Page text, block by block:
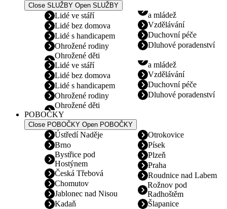
Close SLUŽBY Open SLUŽBY
Lidé ve stáří
Lidé bez domova
Lidé s handicapem
Ohrožené rodiny
Ohrožené děti
a mládež
Vzdělávání
Duchovní péče
Dluhové poradenství
Lidé ve stáří
Lidé bez domova
Lidé s handicapem
Ohrožené rodiny
Ohrožené děti
a mládež
Vzdělávání
Duchovní péče
Dluhové poradenství
POBOČKY
Close POBOČKY Open POBOČKY
Ústředí Naděje
Brno
Bystřice pod
Hostýnem
Česká Třebová
Chomutov
Jablonec nad Nisou
Kadaň
Otrokovice
Písek
Plzeň
Praha
Roudnice nad Labem
Rožnov pod
Radhoštěm
Šlapanice